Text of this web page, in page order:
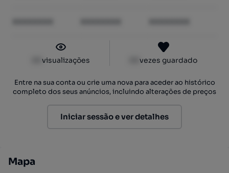
visualizações vezes guardado
Entre na sua conta ou crie uma nova para aceder ao histórico
completo dos seus anúncios, incluindo alterações de preços
Iniciar sessão e ver detalhes
Mapa